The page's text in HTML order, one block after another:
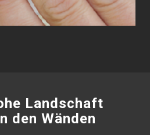
Landschaft
den Wänden